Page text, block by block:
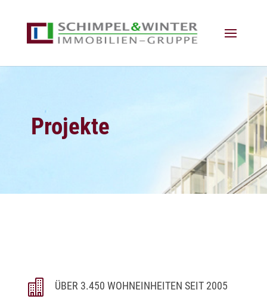
Projekte
 ÜBER 3.450 WOHNEINHEITEN SEIT 2005